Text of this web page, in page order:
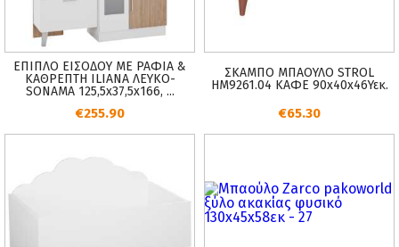
ΕΠΙΠΛΟ ΕΙΣΟΔΟΥ ΜΕ ΡΑΦΙΑ &
ΚΑΘΡΕΠΤΗ ILIANA ΛΕΥΚΟ-
SONAMA 125,5x37,5x166, ...
€255.90
ΣΚΑΜΠΟ ΜΠΑΟΥΛΟ STROL
HM9261.04 ΚΑΦΕ 90x40x46Υεκ.
€65.30